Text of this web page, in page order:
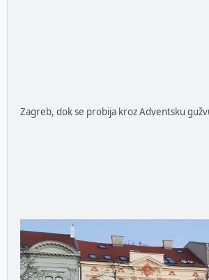
Zagreb, dok se probija kroz Adventsku